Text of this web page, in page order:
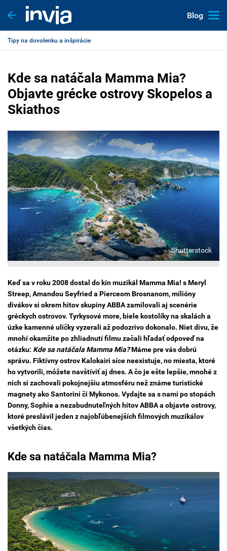
Blog
Tipy na dovolenku a inšpirácie
Kde sa natáčala Mamma Mia?
Objavte grécke ostrovy Skopelos a
Skiathos
Shutterstock
Keď sa v roku 2008 dostal do kín muzikál Mamma Mia! s Meryl
Streep, Amandou Seyfried a Pierceom Brosnanom, milióny
divákov si okrem hitov skupiny ABBA zamilovali aj scenérie
gréckych ostrovov. Tyrkysové more, biele kostolíky na skalách a
úzke kamenné uličky vyzerali až podozrivo dokonalo. Niet divu, že
mnohí okamžite po zhliadnutí filmu začali hľadať odpoveď na
otázku: Kde sa natáčala Mamma Mia?Máme pre vás dobrú
správu. Fiktívny ostrov Kalokairi síce neexistuje, no miesta, ktoré
ho vytvorili, môžete navštíviť aj dnes. A čo je ešte lepšie, mnohé z
nich si zachovali pokojnejšiu atmosféru než známe turistické
magnety ako Santorini či Mykonos. Vydajte sa s nami po stopách
Donny, Sophie a nezabudnuteľných hitov ABBA a objavte ostrovy,
ktoré preslávil jeden z najobľúbenejších filmových muzikálov
všetkých čias.
Kde sa natáčala Mamma Mia?